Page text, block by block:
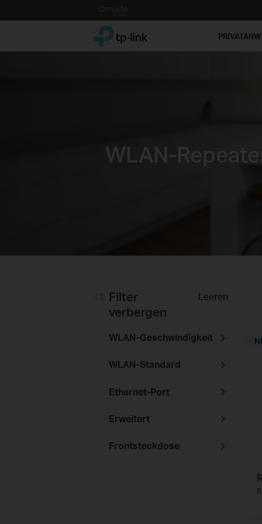
to
TP-Link, Reliably Smart
WLAN-
Leeren
Filter
verbergen
WLAN-Geschwindigkeit
WLAN-Standard
Ethernet-Port
Erweitert
Frontsteckdose